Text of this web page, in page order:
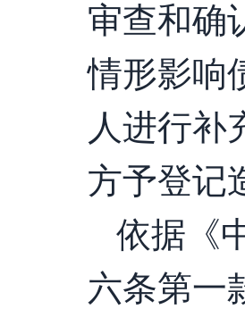
审查和确
情形影响
人进行补
方予登记
依据《
六条第一